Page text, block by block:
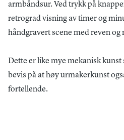
armbåndsur. Ved trykk på
retrograd visning av timer og
håndgravert scene med reven og
Dette er like mye mekanisk
bevis på at høy urmakerkunst
fortellende.